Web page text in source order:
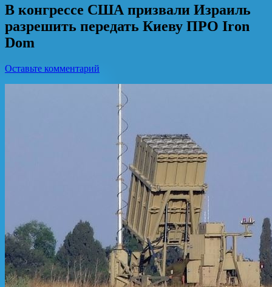
В конгрессе США призвали Израиль
разрешить передать Киеву ПРО Iron
Dom
Оставьте комментарий